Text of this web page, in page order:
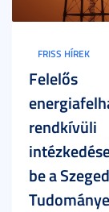
FRISS HÍREK
Felelős
rendkívüli
be a